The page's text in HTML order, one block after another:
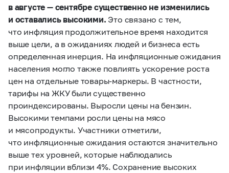
в августе — сентябре существенно не изменились
и оставались высокими. Это связано с тем,
что инфляция продолжительное время находится
выше цели, а в ожиданиях людей и бизнеса есть
определенная инерция. На инфляционные ожидания
населения могло также повлиять ускорение роста
цен на отдельные товары-маркеры. В частности,
тарифы на ЖКУ были существенно
проиндексированы. Выросли цены на бензин.
Высокими темпами росли цены на мясо
и мясопродукты. Участники отметили,
что инфляционные ожидания остаются значительно
выше тех уровней, которые наблюдались
при инфляции вблизи 4%. Сохранение высоких